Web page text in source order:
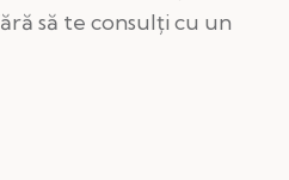
să te consulți cu un